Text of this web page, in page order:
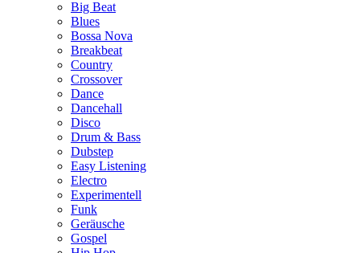
Big Beat
Blues
Bossa Nova
Breakbeat
Country
Crossover
Dance
Dancehall
Disco
Drum & Bass
Dubstep
Easy Listening
Electro
Experimentell
Funk
Geräusche
Gospel